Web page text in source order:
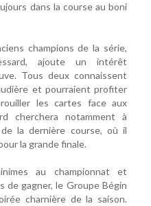
dans la course au boni
champions de la série,
ajoute un intérêt
Tous deux connaissent
et pourraient profiter
les cartes face aux
cherchera notamment à
la dernière course, où il
la grande finale.
au championnat et
de gagner, le Groupe Bégin
charnière de la saison.